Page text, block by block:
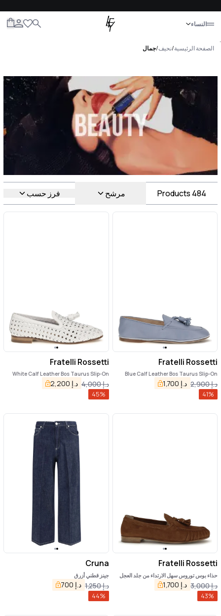
النساء
إغلاق
.
الصفحة الرئيسية/نحيف/جمال
جمال Luxury For You جمال
484
Products مرشح فرز حسب
Fratelli Rossetti
Blue Calf Leather Bos Taurus Slip-On
Loafersد.إ2,900 د.إ 1,700
41%
Fratelli Rossetti
White Calf Leather Bos Taurus Slip-On
Loafersد.إ4,000 د.إ 2,200
45%
Fratelli Rossetti
حذاء بوس توروس سهل الارتداء من جلد العجل
البنيد.إ3,000 د.إ 1,700
43%
Cruna
جينز قطني أزرق
د.إ1,250 د.إ 700
44%